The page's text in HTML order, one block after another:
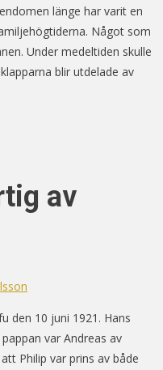
länge har varit en
Något som
Under medeltiden skulle
blir utdelade av
av
den 10 juni 1921. Hans
var Andreas av
Philip var prins av både